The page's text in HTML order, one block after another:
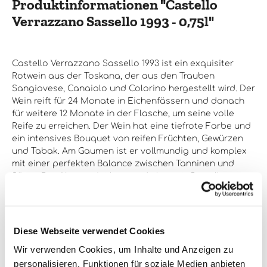
Diese Webseite verwendet Cookies
Wir verwenden Cookies, um Inhalte und Anzeigen zu
personalisieren, Funktionen für soziale Medien anbieten
Cl. Riserva 1993 ist ein herausragendes Beispiel für die
Qualität und das Können dieses Weinguts.
Produktinformationen "Castello
Verrazzano Sassello 1993 - 0,75l"
Castello Verrazzano Sassello 1993 ist ein exquisiter
Rotwein aus der Toskana, der aus den Trauben
Sangiovese, Canaiolo und Colorino hergestellt wird. Der
Wein reift für 24 Monate in Eichenfässern und danach
für weitere 12 Monate in der Flasche, um seine volle
Reife zu erreichen. Der Wein hat eine tiefrote Farbe und
ein intensives Bouquet von reifen Früchten, Gewürzen
und Tabak. Am Gaumen ist er vollmundig und komplex
mit einer perfekten Balance zwischen Tanninen und
Verrazzano Sassello 1993 ist ein Wein für besondere
serviert werden und kann bis zu 10 Jahre gelagert
Weinliebhaber und ein Muss für jeden, der die
toskanische Weintradition schätzt.